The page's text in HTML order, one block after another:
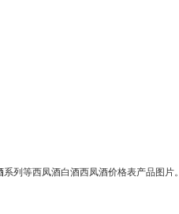
系列等西凤酒白酒西凤酒价格表产品图片。